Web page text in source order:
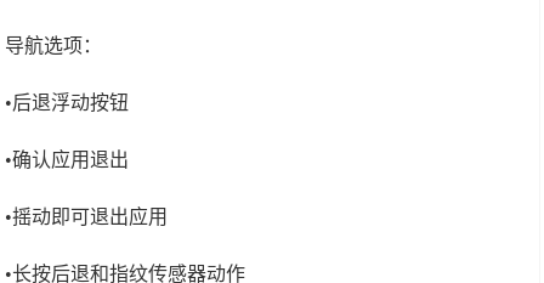
导航选项：
•后退浮动按钮
•确认应用退出
•摇动即可退出应用
•长按后退和指纹传感器动作